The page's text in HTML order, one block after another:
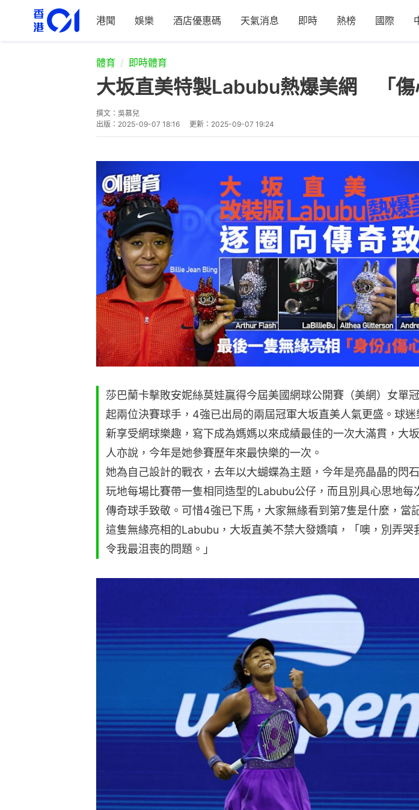
港聞 娛樂 酒店優惠碼 天氣消息 即時 熱榜 國際
體育 即時體育
大坂直美特製Labubu熱爆美網 「傷
撰文： 吳慕兒
出版： 2025-09-07 18:16 更新： 2025-09-07 19:24
莎巴蘭卡擊敗安妮絲莫娃贏得今屆美國網球公開賽（美網）女單
起兩位決賽球手，4強已出局的兩屆冠軍大坂直美人氣更盛。球迷
新享受網球樂趣，寫下成為媽媽以來成績最佳的一次大滿貫，大
人亦說，今年是她參賽歷年來最快樂的一次。
她為自己設計的戰衣，去年以大蝴蝶為主題，今年是亮晶晶的閃
玩地每場比賽帶一隻相同造型的Labubu公仔，而且別具心思地每
傳奇球手致敬。可惜4強已下馬，大家無緣看到第7隻是什麼，當
這隻無緣亮相的Labubu，大坂直美不禁大發嬌嗔，「噢，別弄哭
令我最沮喪的問題。」